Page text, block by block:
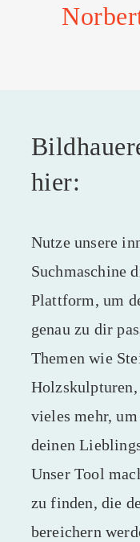
hier:
Nutze unsere
Suchmaschine
Plattform, um
genau zu dir
Themen wie
vieles mehr,
deinen
Unser Tool
zu finden, die
bereichern